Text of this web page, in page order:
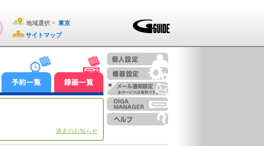
地域選択 > 東京
サイトマップ
過去のお知らせ